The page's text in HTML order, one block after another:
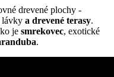
drevené plochy -
lávky a drevené terasy.
je smrekovec, exotické
.